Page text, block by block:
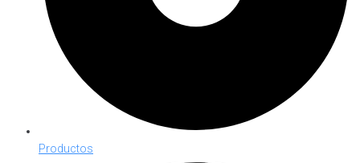
Productos